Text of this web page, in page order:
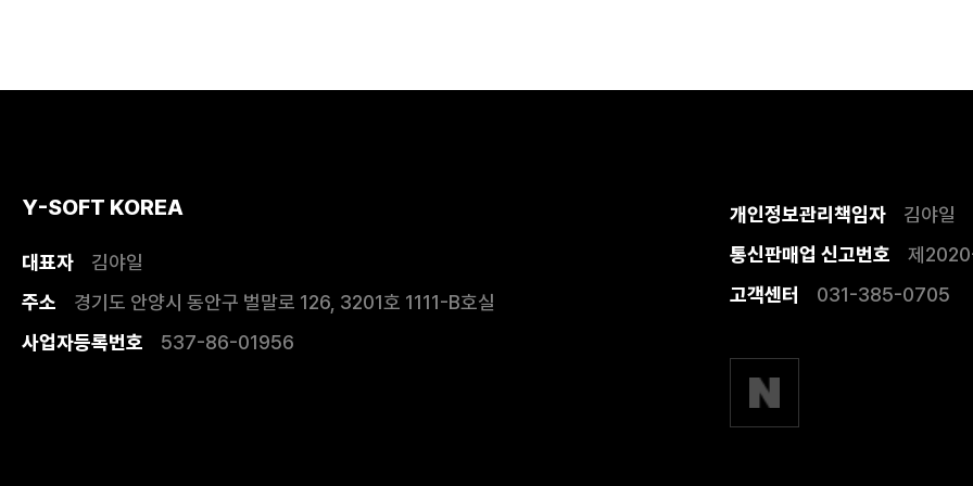
Y-SOFT KOREA
대표자
김야일
주소
경기도 안양시 동안구 벌말로 126, 3201호 1111-B호실
사업자등록번호
537-86-01956
개인정보관리책임자
김야일
통신판매업 신고번호
제
고객센터
031-385-0705